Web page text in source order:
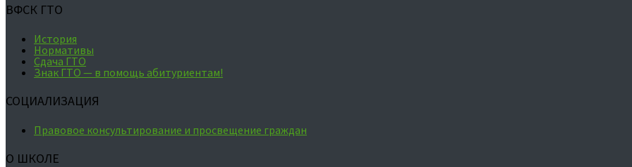
ВФСК ГТО
История
Нормативы
Сдача ГТО
Знак ГТО — в помощь абитуриентам!
СОЦИАЛИЗАЦИЯ
Правовое консультирование и просвещение граждан
О ШКОЛЕ